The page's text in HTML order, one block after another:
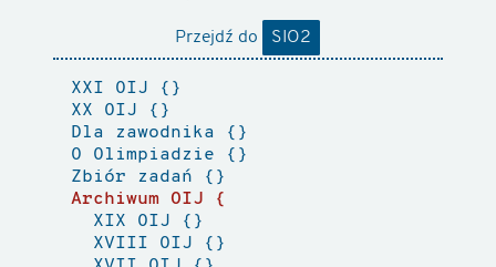
Przejdź do SIO2
XXI OIJ
XX OIJ
Dla zawodnika
O Olimpiadzie
Zbiór zadań
Archiwum OIJ
XIX OIJ
XVIII OIJ